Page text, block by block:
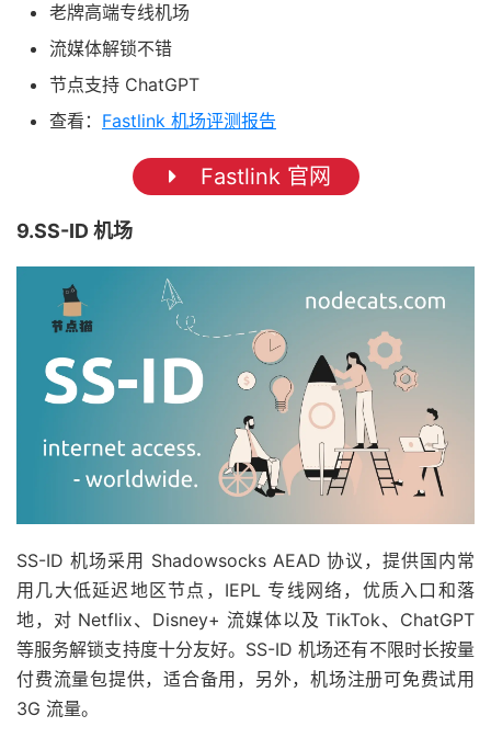
老牌高端专线机场
流媒体解锁不错
节点支持 ChatGPT
查看： Fastlink 机场评测报告
Fastlink 官网
9.SS-ID 机场
SS-ID 机场采用 Shadowsocks AEAD 协议，提供国内常
用几大低延迟地区节点，IEPL 专线网络，优质入口和落
地，对 Netflix、Disney+ 流媒体以及 TikTok、ChatGPT
等服务解锁支持度十分友好。SS-ID 机场还有不限时长按量
付费流量包提供，适合备用，另外，机场注册可免费试用
3G 流量。